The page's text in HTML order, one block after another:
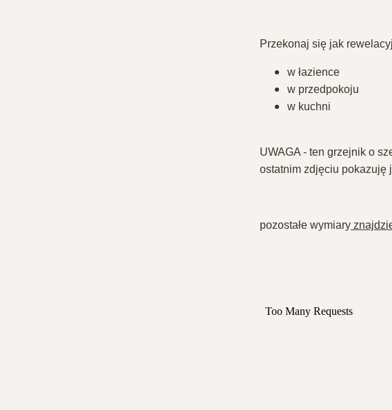
Przekonaj się jak
w łazience
w przedpokoju
w kuchni
UWAGA - ten grzejnik o
ostatnim zdjęciu pokazuję
pozostałe wymiary